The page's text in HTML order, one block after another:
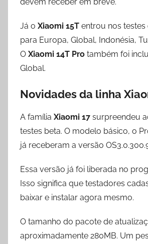
devem receber em breve.
Já o Xiaomi 15T entrou nos
para Europa, Global, Indonésia,
O Xiaomi 14T Pro também foi
Global.
Novidades da linha
A família Xiaomi 17 surpreendeu
testes beta. O modelo básico, o
já receberam a versão
Essa versão já foi liberada no
Isso significa que testadores
baixar e instalar agora mesmo.
O tamanho do pacote de
aproximadamente 280MB. Um